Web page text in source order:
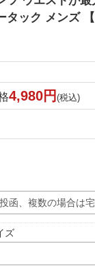
タック メンズ 【
4,980円(税込)
ズ